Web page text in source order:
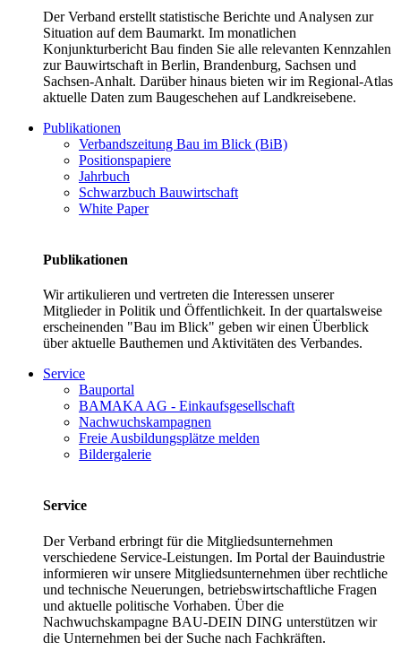
Der Verband erstellt statistische Berichte und Analysen zur
Situation auf dem Baumarkt. Im monatlichen
Konjunkturbericht Bau finden Sie alle relevanten Kennzahlen
zur Bauwirtschaft in Berlin, Brandenburg, Sachsen und
Sachsen-Anhalt. Darüber hinaus bieten wir im Regional-Atlas
aktuelle Daten zum Baugeschehen auf Landkreisebene.
Publikationen
Verbandszeitung Bau im Blick (BiB)
Positionspapiere
Jahrbuch
Schwarzbuch Bauwirtschaft
White Paper
Publikationen
Wir artikulieren und vertreten die Interessen unserer
Mitglieder in Politik und Öffentlichkeit. In der quartalsweise
erscheinenden "Bau im Blick" geben wir einen Überblick
über aktuelle Bauthemen und Aktivitäten des Verbandes.
Service
Bauportal
BAMAKA AG - Einkaufsgesellschaft
Nachwuchskampagnen
Freie Ausbildungsplätze melden
Bildergalerie
Service
Der Verband erbringt für die Mitgliedsunternehmen
verschiedene Service-Leistungen. Im Portal der Bauindustrie
informieren wir unsere Mitgliedsunternehmen über rechtliche
und technische Neuerungen, betriebswirtschaftliche Fragen
und aktuelle politische Vorhaben. Über die
Nachwuchskampagne BAU-DEIN DING unterstützen wir
die Unternehmen bei der Suche nach Fachkräften.